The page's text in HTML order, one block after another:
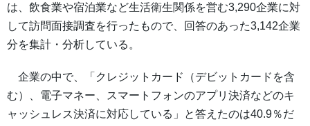
は、飲食業や宿泊業など生活衛生関係を営む3,290企業に対
して訪問面接調査を行ったもので、回答のあった3,142企業
分を集計・分析している。
企業の中で、「クレジットカード（デビットカードを含
む）、電子マネー、スマートフォンのアプリ決済などのキ
ャッシュレス決済に対応している」と答えたのは40.9％だ